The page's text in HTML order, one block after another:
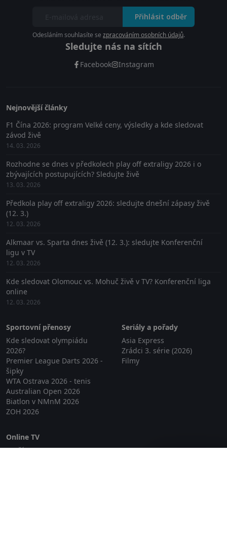
Přihlásit odběr
Odesláním souhlasíte se zpracováním osobních údajů.
Sledujte nás na sítích
Facebook Instagram
Nejnovější články
F1 Čína 2026: program Velké ceny, výsledky a kde sledovat
závod živě
14. 03. 2026
Rozhodne se dnes v předkolech play off extraligy 2026 i o
zbývajících postupujících? Sledujte živě
13. 03. 2026
Předkola play off extraligy 2026: sledujte dnešní zápasy živě
(12. 3.)
12. 03. 2026
Alkmaar vs. Sparta dnes živě (12. 3.): sledujte Konferenční
ligu v TV
12. 03. 2026
Kde sledovat Olomouc vs. Mohuč živě v TV? Konferenční liga
online
12. 03. 2026
Sportovní přenosy
Kde sledovat olympiádu
2026?
Premier League Darts 2026 -
šipky
WTA Ostrava 2026 - tenis
Australian Open 2026
Biatlon v NMnM 2026
ZOH 2026
Seriály a pořady
Asia Express
Zrádci 3. série (2026)
Filmy
Online TV
Lepší.TV